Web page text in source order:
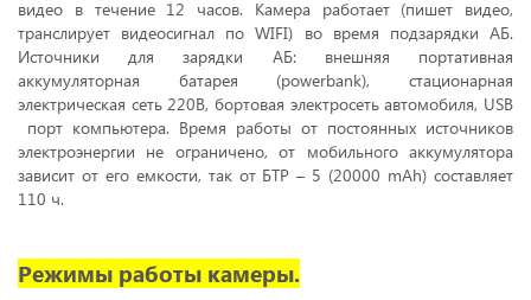
видео в течение 12 часов. Камера работает (пишет видео,
транслирует видеосигнал поWIFI) во время подзарядки АБ.
Источники для зарядки АБ: внешняя портативная
аккумуляторная батарея (powerbank), стационарная
электрическая сеть 220В, бортовая электросеть автомобиля, USB
порт компьютера. Время работы от постоянных источников
электроэнергии не ограничено, от мобильного аккумулятора
зависит от его емкости, так от БТР – 5 (20000 mAh) составляет
110 ч.
Режимы работы камеры.